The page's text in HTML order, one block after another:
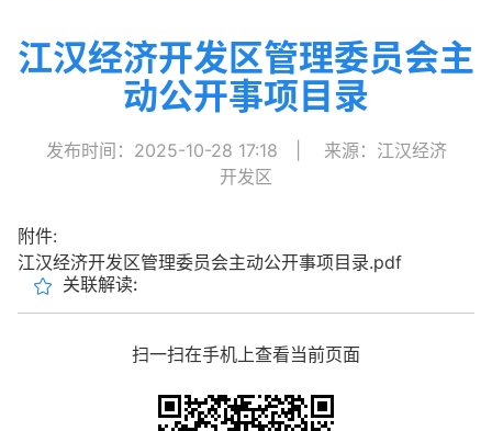
江汉经济开发区管理委员会主
动公开事项目录
发布时间：2025-10-28 17:18
来源：江汉经济
开发区
附件:
江汉经济开发区管理委员会主动公开事项目录.pdf
关联解读:
扫一扫在手机上查看当前页面